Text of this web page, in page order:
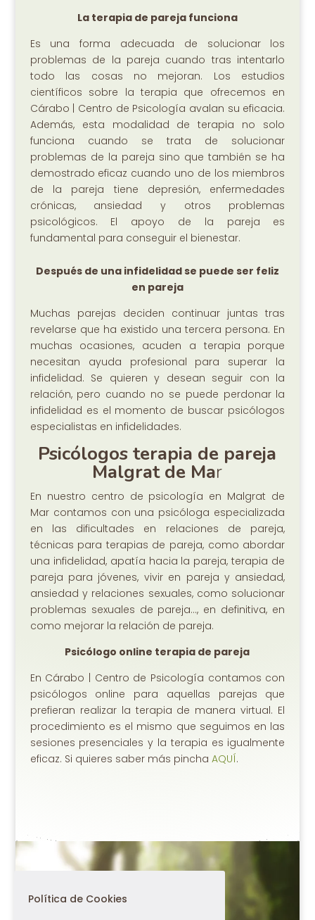
La terapia de pareja funciona
Es una forma adecuada de solucionar los
problemas de la pareja cuando tras intentarlo
todo las cosas no mejoran. Los estudios
científicos sobre la terapia que ofrecemos en
Cárabo | Centro de Psicología avalan su eficacia.
Además, esta modalidad de terapia no solo
funciona cuando se trata de solucionar
problemas de la pareja sino que también se ha
demostrado eficaz cuando uno de los miembros
de la pareja tiene depresión, enfermedades
crónicas, ansiedad y otros problemas
psicológicos. El apoyo de la pareja es
fundamental para conseguir el bienestar.
Después de una infidelidad se puede ser feliz
en pareja
Muchas parejas deciden continuar juntas tras
revelarse que ha existido una tercera persona. En
muchas ocasiones, acuden a terapia porque
necesitan ayuda profesional para superar la
infidelidad. Se quieren y desean seguir con la
relación, pero cuando no se puede perdonar la
infidelidad es el momento de buscar psicólogos
especialistas en infidelidades.
Psicólogos terapia de pareja
Malgrat de Mar
En nuestro centro de psicología en Malgrat de
Mar contamos con una psicóloga especializada
en las dificultades en relaciones de pareja,
técnicas para terapias de pareja, como abordar
una infidelidad, apatía hacia la pareja, terapia de
pareja para jóvenes, vivir en pareja y ansiedad,
ansiedad y relaciones sexuales, como solucionar
problemas sexuales de pareja…, en definitiva, en
como mejorar la relación de pareja.
Psicólogo online terapia de pareja
En Cárabo | Centro de Psicología contamos con
psicólogos online para aquellas parejas que
prefieran realizar la terapia de manera virtual. El
procedimiento es el mismo que seguimos en las
sesiones presenciales y la terapia es igualmente
eficaz. Si quieres saber más pincha AQUÍ.
Política de Cookies